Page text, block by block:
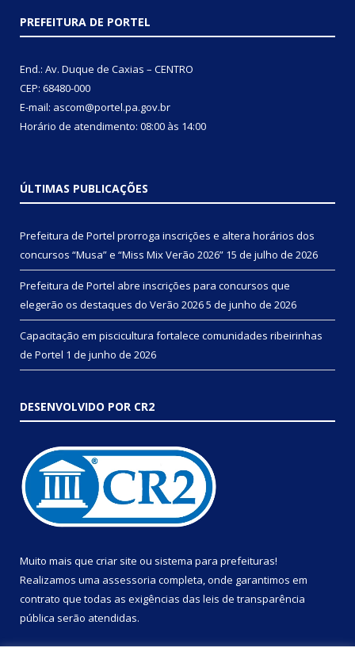
PREFEITURA DE PORTEL
End.: Av. Duque de Caxias – CENTRO
CEP: 68480-000
E-mail: ascom@portel.pa.gov.br
Horário de atendimento: 08:00 às 14:00
ÚLTIMAS PUBLICAÇÕES
Prefeitura de Portel prorroga inscrições e altera horários dos
concursos “Musa” e “Miss Mix Verão 2026” 15 de julho de 2026
Prefeitura de Portel abre inscrições para concursos que
elegerão os destaques do Verão 20265 de junho de 2026
Capacitação em piscicultura fortalece comunidades ribeirinhas
de Portel 1 de junho de 2026
DESENVOLVIDO POR CR2
Muito mais que criar site ou sistema para prefeituras!
Realizamos uma assessoria completa, onde garantimos em
contrato que todas as exigências das leis de transparência
pública serão atendidas.